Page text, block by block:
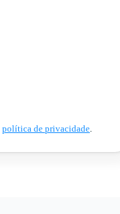
política de privacidade